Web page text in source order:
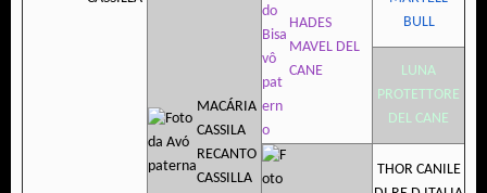
MACÁRIA
CASSILA
RECANTO
CASSILLA
HADES
MAVEL DEL
CANE
BULL
LUNA
PROTETTORE
DEL CANE
THOR CANILE